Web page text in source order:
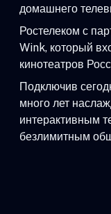
домашнего
Ростелеком с
Wink, который
кинотеатров
Подключив
много лет
интерактивным
безлимитным